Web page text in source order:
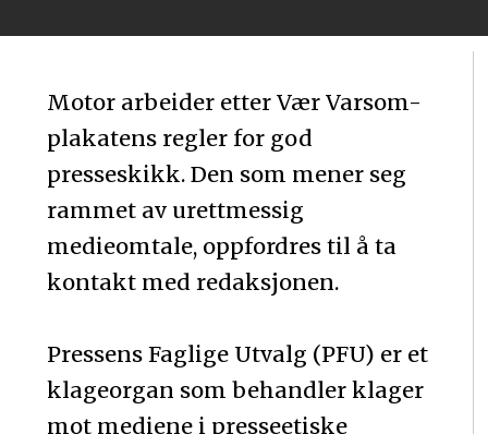
Motor arbeider etter Vær Varsom-
plakatens regler for god
presseskikk. Den som mener seg
rammet av urettmessig
medieomtale, oppfordres til å ta
kontakt med redaksjonen.
Pressens Faglige Utvalg (PFU) er et
klageorgan som behandler klager
mot mediene i presseetiske